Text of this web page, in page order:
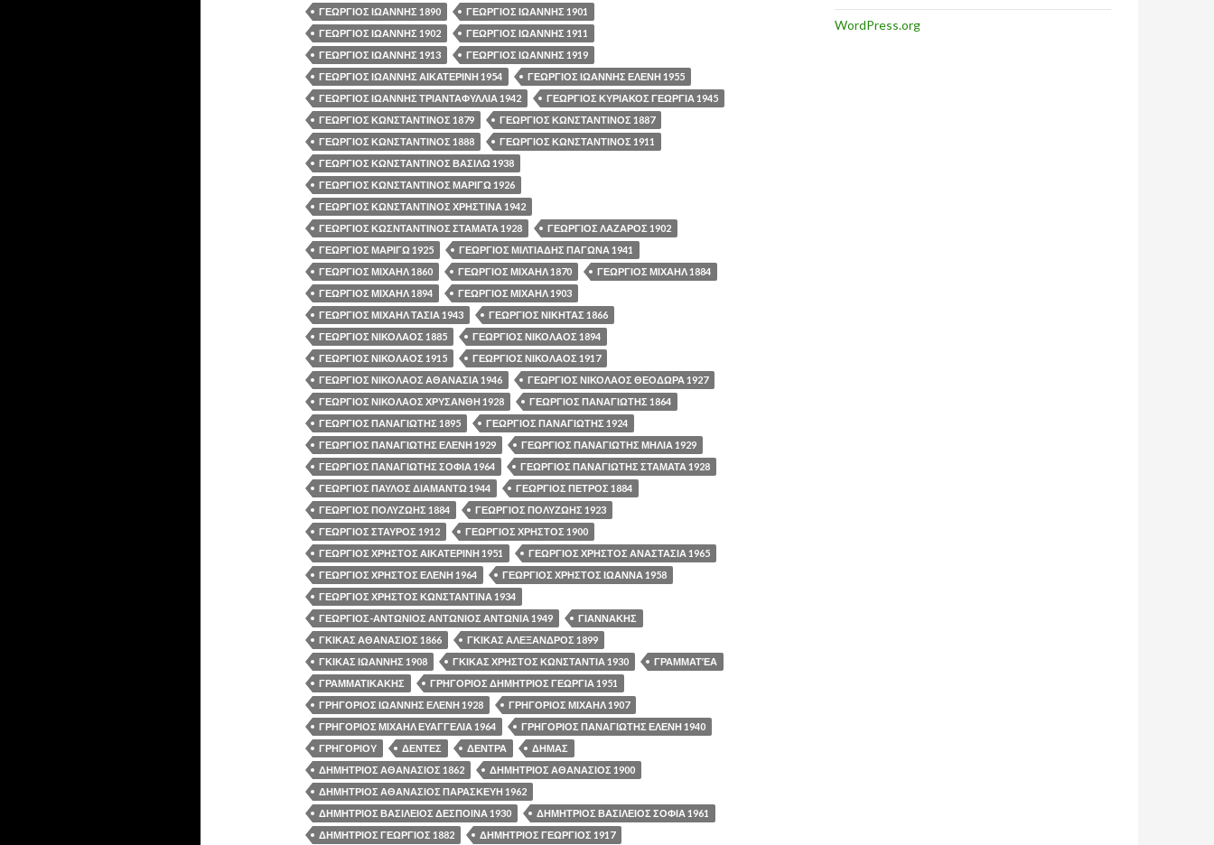
ΓΕΩΡΓΙΟΣ ΙΩΑΝΝΗΣ 1890
ΓΕΩΡΓΙΟΣ ΙΩΑΝΝΗΣ 1901
ΓΕΩΡΓΙΟΣ ΙΩΑΝΝΗΣ 1902
ΓΕΩΡΓΙΟΣ ΙΩΑΝΝΗΣ 1911
ΓΕΩΡΓΙΟΣ ΙΩΑΝΝΗΣ 1913
ΓΕΩΡΓΙΟΣ ΙΩΑΝΝΗΣ 1919
ΓΕΩΡΓΙΟΣ ΙΩΑΝΝΗΣ ΑΙΚΑΤΕΡΙΝΗ 1954
ΓΕΩΡΓΙΟΣ ΙΩΑΝΝΗΣ ΕΛΕΝΗ 1955
ΓΕΩΡΓΙΟΣ ΙΩΑΝΝΗΣ ΤΡΙΑΝΤΑΦΥΛΛΙΑ 1942
ΓΕΩΡΓΙΟΣ ΚΥΡΙΑΚΟΣ ΓΕΩΡΓΙΑ 1945
ΓΕΩΡΓΙΟΣ ΚΩΝΣΤΑΝΤΙΝΟΣ 1879
ΓΕΩΡΓΙΟΣ ΚΩΝΣΤΑΝΤΙΝΟΣ 1887
ΓΕΩΡΓΙΟΣ ΚΩΝΣΤΑΝΤΙΝΟΣ 1888
ΓΕΩΡΓΙΟΣ ΚΩΝΣΤΑΝΤΙΝΟΣ 1911
ΓΕΩΡΓΙΟΣ ΚΩΝΣΤΑΝΤΙΝΟΣ ΒΑΣΙΛΩ 1938
ΓΕΩΡΓΙΟΣ ΚΩΝΣΤΑΝΤΙΝΟΣ ΜΑΡΙΓΩ 1926
ΓΕΩΡΓΙΟΣ ΚΩΝΣΤΑΝΤΙΝΟΣ ΧΡΗΣΤΙΝΑ 1942
ΓΕΩΡΓΙΟΣ ΚΩΣΝΤΑΝΤΙΝΟΣ ΣΤΑΜΑΤΑ 1928
ΓΕΩΡΓΙΟΣ ΛΑΖΑΡΟΣ 1902
ΓΕΩΡΓΙΟΣ ΜΑΡΙΓΩ 1925
ΓΕΩΡΓΙΟΣ ΜΙΛΤΙΑΔΗΣ ΠΑΓΩΝΑ 1941
ΓΕΩΡΓΙΟΣ ΜΙΧΑΗΛ 1860
ΓΕΩΡΓΙΟΣ ΜΙΧΑΗΛ 1870
ΓΕΩΡΓΙΟΣ ΜΙΧΑΗΛ 1884
ΓΕΩΡΓΙΟΣ ΜΙΧΑΗΛ 1894
ΓΕΩΡΓΙΟΣ ΜΙΧΑΗΛ 1903
ΓΕΩΡΓΙΟΣ ΜΙΧΑΗΛ ΤΑΣΙΑ 1943
ΓΕΩΡΓΙΟΣ ΝΙΚΗΤΑΣ 1866
ΓΕΩΡΓΙΟΣ ΝΙΚΟΛΑΟΣ 1885
ΓΕΩΡΓΙΟΣ ΝΙΚΟΛΑΟΣ 1894
ΓΕΩΡΓΙΟΣ ΝΙΚΟΛΑΟΣ 1915
ΓΕΩΡΓΙΟΣ ΝΙΚΟΛΑΟΣ 1917
ΓΕΩΡΓΙΟΣ ΝΙΚΟΛΑΟΣ ΑΘΑΝΑΣΙΑ 1946
ΓΕΩΡΓΙΟΣ ΝΙΚΟΛΑΟΣ ΘΕΟΔΩΡΑ 1927
ΓΕΩΡΓΙΟΣ ΝΙΚΟΛΑΟΣ ΧΡΥΣΑΝΘΗ 1928
ΓΕΩΡΓΙΟΣ ΠΑΝΑΓΙΩΤΗΣ 1864
ΓΕΩΡΓΙΟΣ ΠΑΝΑΓΙΩΤΗΣ 1895
ΓΕΩΡΓΙΟΣ ΠΑΝΑΓΙΩΤΗΣ 1924
ΓΕΩΡΓΙΟΣ ΠΑΝΑΓΙΩΤΗΣ ΕΛΕΝΗ 1929
ΓΕΩΡΓΙΟΣ ΠΑΝΑΓΙΩΤΗΣ ΜΗΛΙΑ 1929
ΓΕΩΡΓΙΟΣ ΠΑΝΑΓΙΩΤΗΣ ΣΟΦΙΑ 1964
ΓΕΩΡΓΙΟΣ ΠΑΝΑΓΙΩΤΗΣ ΣΤΑΜΑΤΑ 1928
ΓΕΩΡΓΙΟΣ ΠΑΥΛΟΣ ΔΙΑΜΑΝΤΩ 1944
ΓΕΩΡΓΙΟΣ ΠΕΤΡΟΣ 1884
ΓΕΩΡΓΙΟΣ ΠΟΛΥΖΩΗΣ 1884
ΓΕΩΡΓΙΟΣ ΠΟΛΥΖΩΗΣ 1923
ΓΕΩΡΓΙΟΣ ΣΤΑΥΡΟΣ 1912
ΓΕΩΡΓΙΟΣ ΧΡΗΣΤΟΣ 1900
ΓΕΩΡΓΙΟΣ ΧΡΗΣΤΟΣ ΑΙΚΑΤΕΡΙΝΗ 1951
ΓΕΩΡΓΙΟΣ ΧΡΗΣΤΟΣ ΑΝΑΣΤΑΣΙΑ 1965
ΓΕΩΡΓΙΟΣ ΧΡΗΣΤΟΣ ΕΛΕΝΗ 1964
ΓΕΩΡΓΙΟΣ ΧΡΗΣΤΟΣ ΙΩΑΝΝΑ 1958
ΓΕΩΡΓΙΟΣ ΧΡΗΣΤΟΣ ΚΩΝΣΤΑΝΤΙΝΑ 1934
ΓΕΩΡΓΙΟΣ-ΑΝΤΩΝΙΟΣ ΑΝΤΩΝΙΟΣ ΑΝΤΩΝΙΑ 1949
ΓΙΑΝΝΑΚΗΣ
ΓΚΙΚΑΣ ΑΘΑΝΑΣΙΟΣ 1866
ΓΚΙΚΑΣ ΑΛΕΞΑΝΔΡΟΣ 1899
ΓΚΙΚΑΣ ΙΩΑΝΝΗΣ 1908
ΓΚΙΚΑΣ ΧΡΗΣΤΟΣ ΚΩΝΣΤΑΝΤΙΑ 1930
ΓΡΑΜΜΑΤΈΑ
ΓΡΑΜΜΑΤΙΚΑΚΗΣ
ΓΡΗΓΟΡΙΟΣ ΔΗΜΗΤΡΙΟΣ ΓΕΩΡΓΙΑ 1951
ΓΡΗΓΟΡΙΟΣ ΙΩΑΝΝΗΣ ΕΛΕΝΗ 1928
ΓΡΗΓΟΡΙΟΣ ΜΙΧΑΗΛ 1907
ΓΡΗΓΟΡΙΟΣ ΜΙΧΑΗΛ ΕΥΑΓΓΕΛΙΑ 1964
ΓΡΗΓΟΡΙΟΣ ΠΑΝΑΓΙΩΤΗΣ ΕΛΕΝΗ 1940
ΓΡΗΓΟΡΙΟΥ
ΔΕΝΤΕΣ ΔΕΝΤΡΑ
ΔΗΜΑΣ
ΔΗΜΗΤΡΙΟΣ ΑΘΑΝΑΣΙΟΣ 1862
ΔΗΜΗΤΡΙΟΣ ΑΘΑΝΑΣΙΟΣ 1900
ΔΗΜΗΤΡΙΟΣ ΑΘΑΝΑΣΙΟΣ ΠΑΡΑΣΚΕΥΗ 1962
ΔΗΜΗΤΡΙΟΣ ΒΑΣΙΛΕΙΟΣ ΔΕΣΠΟΙΝΑ 1930
ΔΗΜΗΤΡΙΟΣ ΒΑΣΙΛΕΙΟΣ ΣΟΦΙΑ 1961
ΔΗΜΗΤΡΙΟΣ ΓΕΩΡΓΙΟΣ 1882
ΔΗΜΗΤΡΙΟΣ ΓΕΩΡΓΙΟΣ 1917
WordPress.org